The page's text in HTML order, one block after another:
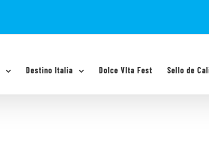
Destino Italia Dolce VIta Fest Sello de